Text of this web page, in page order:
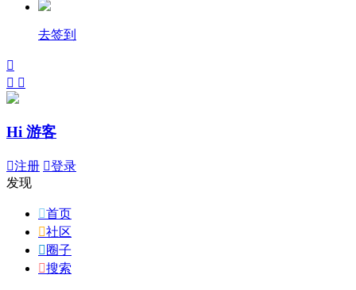
去签到

 
Hi 游客
注册 登录
发现
首页
社区
 圈子
搜索